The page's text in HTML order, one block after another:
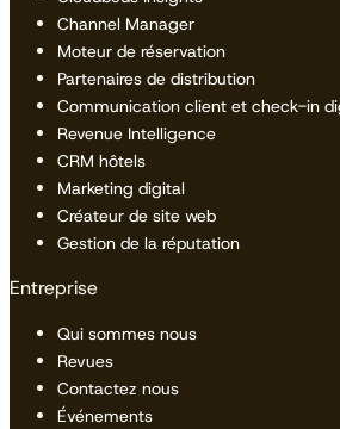
Channel Manager
Moteur de réservation
Partenaires de distribution
Communication client et check-in
Revenue Intelligence
CRM hôtels
Marketing digital
Créateur de site web
Gestion de la réputation
Entreprise
Qui sommes nous
Revues
Contactez nous
Événements